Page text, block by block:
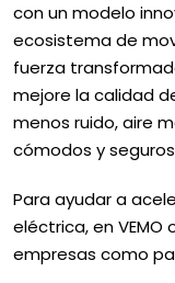
con un modelo
ecosistema de
fuerza
mejore la calidad
menos ruido, aire
cómodos y
Para ayudar a
eléctrica, en
empresas como